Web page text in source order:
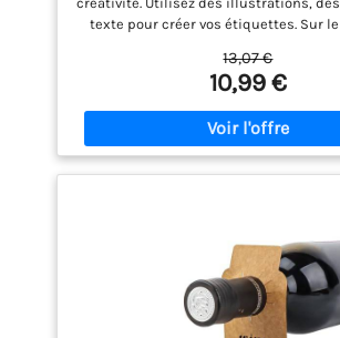
événements et créations
texte pour créer vos étiquettes. Sur
modèles gratuits pour vous aider à
étiquettes. FORMAT IDÉAL - Dimensions
mm, parfaitement adaptées à la
bouteilles de vin, de bière ou de soda.
Compatibles avec les imprimantes
Impression facile et rapide depuis
étiquettes, idéal pour une utilisation
Parfait pour les petits et grands
13,07 €
10,99 €